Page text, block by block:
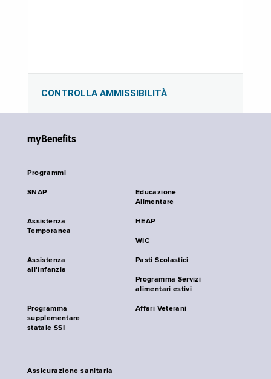
CONTROLLA AMMISSIBILITÀ
myBenefits
Programmi
SNAP
Educazione
Alimentare
Assistenza
Temporanea
HEAP
WIC
Assistenza
all'infanzia
Pasti Scolastici
Programma Servizi
alimentari estivi
Programma
supplementare
statale SSI
Affari Veterani
Assicurazione sanitaria